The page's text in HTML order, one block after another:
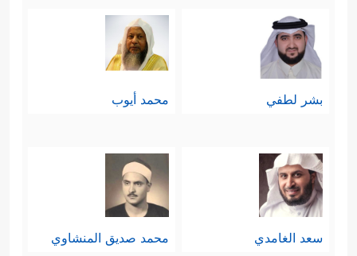
بشر لطفي محمد أيوب
سعد الغامدي محمد صديق المنشاوي